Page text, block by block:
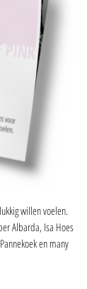
willen voelen.
Albarda, Isa Hoes
en many